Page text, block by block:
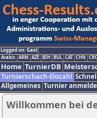
Logged on: Gast
Arabic ARM AZE BIH BUL CAT CHN
Home TurnierDB
Turnierschach-Elozahl
Allgemeines Turnier
Willkommen bei